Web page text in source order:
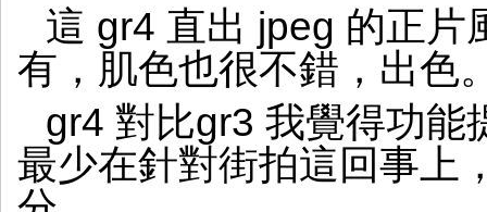
這 gr4 直出 jpeg 的正片
有，肌色也很不錯，出色
gr4 對比gr3 我覺得功能
最少在針對街拍這回事上